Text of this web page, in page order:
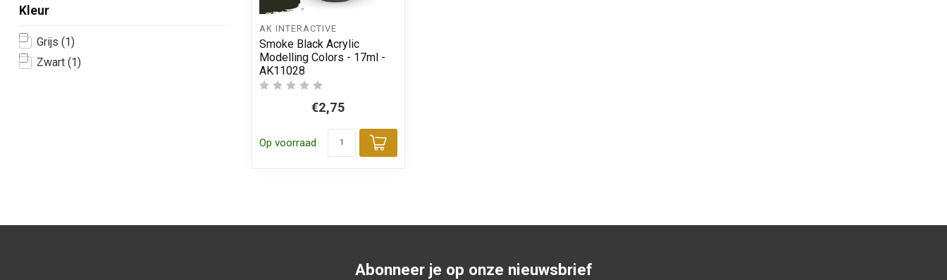
Kleur
Grijs (1)
Zwart (1)
AK INTERACTIVE
Smoke Black Acrylic
Modelling Colors - 17ml -
AK11028
€2,75
Op voorraad
Toevoegen aan winkelwagen
Abonneer je op onze nieuwsbrief